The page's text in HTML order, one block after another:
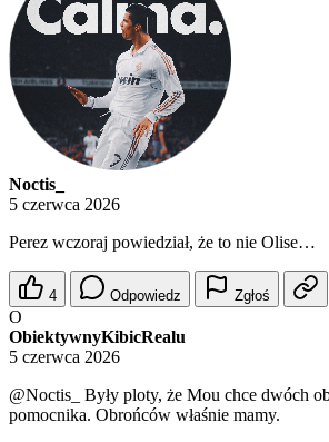
Noctis_
5 czerwca 2026
Perez wczoraj powiedział, że to nie Olise…
4 Odpowiedz Zgłoś
O
ObiektywnyKibicRealu
5 czerwca 2026
@Noctis_
Były ploty, że Mou chce dwóch
pomocnika. Obrońców właśnie mamy.